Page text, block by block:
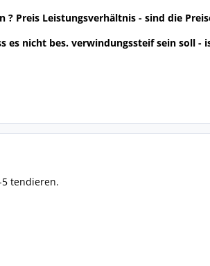
Preis Leistungsverhältnis - sind die
es nicht bes. verwindungssteif sein soll
tendieren.